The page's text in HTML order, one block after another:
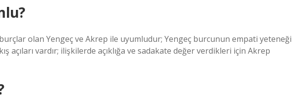
olan Yengeç ve Akrep ile uyumludur; Yengeç burcunun empati yeteneği
açıları vardır; ilişkilerde açıklığa ve sadakate değer verdikleri için Akrep